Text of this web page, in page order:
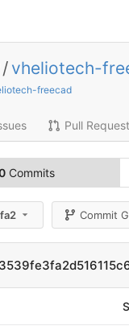
/ vheliotech-
freecad
Pull
Commits
Commit